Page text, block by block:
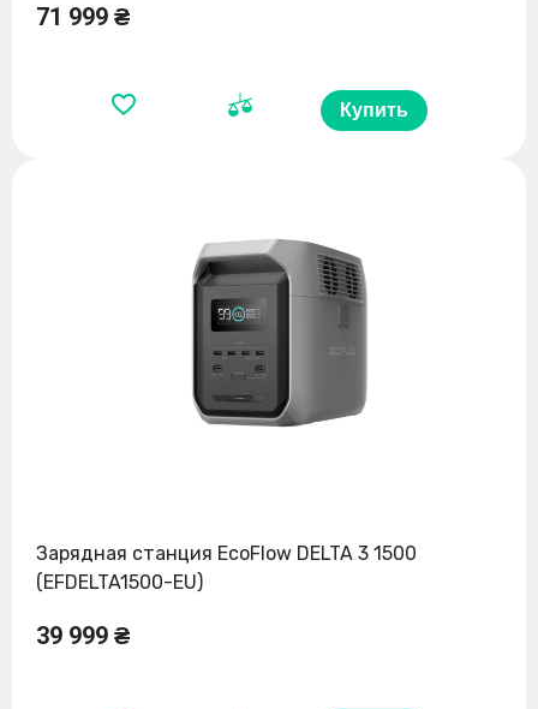
71 999 ₴
Купить
Зарядная станция EcoFlow DELTA 3 1500
(EFDELTA1500-EU)
39 999 ₴